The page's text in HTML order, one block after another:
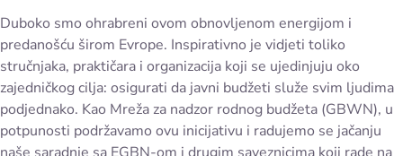
Duboko smo ohrabreni ovom obnovljenom energijom i
predanošću širom Evrope. Inspirativno je vidjeti toliko
stručnjaka, praktičara i organizacija koji se ujedinjuju oko
zajedničkog cilja: osigurati da javni budžeti služe svim ljudima
podjednako. Kao Mreža za nadzor rodnog budžeta (GBWN), u
potpunosti podržavamo ovu inicijativu i radujemo se jačanju